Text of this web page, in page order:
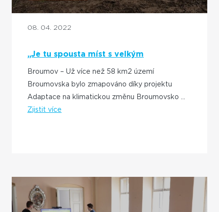
08. 04. 2022
„Je tu spousta míst s velkým
lokální koordinátoři na Broumovsku
Broumov – Už více než 58 km2 území
Broumovska bylo zmapováno díky projektu
Adaptace na klimatickou změnu Broumovsko ...
Zjistit více